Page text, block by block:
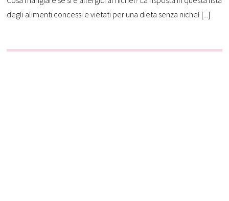
degli alimenti concessi e vietati per una dieta senza nichel [...]